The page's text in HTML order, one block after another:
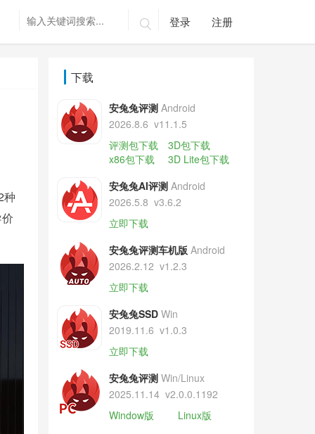
 登录 注册
种
下载
安兔兔评测 Android
2026.8.6 v11.1.5
评测包下载
3D包下载
x86包下载
3D Lite包下载
安兔兔AI评测 Android
2026.5.8 v3.6.2
立即下载
安兔兔评测车机版 Android
2026.2.12 v1.2.3
立即下载
安兔兔SSD Win
2019.11.6 v1.0.3
立即下载
安兔兔评测 Win/Linux
2025.11.14 v2.0.0.1192
Window版
Linux版